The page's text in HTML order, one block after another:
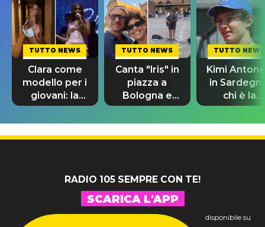
TUTTO NEWS
Clara come
modello per i
giovani: la
dedica
dell'ex
professore
TUTTO NEWS
Canta "Iris" in
piazza a
Bologna e
spunta Biagio
Antonacci
TUTTO NEWS
Kimi
in
chi è la
ragazza
misteriosa
insieme a
RADIO 105 SEMPRE CON TE!
SCARICA L'APP
disponibile su